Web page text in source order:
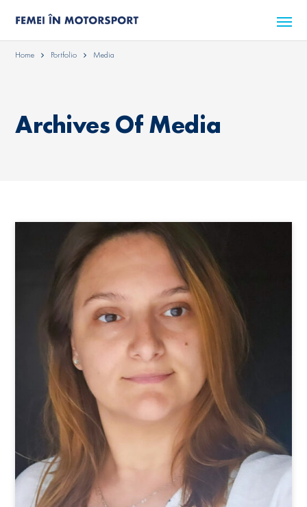
Home Portfolio Media
Archives Of Media